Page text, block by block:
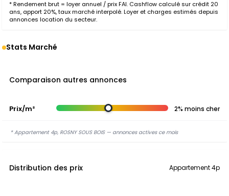
* Rendement brut = loyer annuel / prix FAI. Cashflow calculé sur crédit 20
ans, apport 20%, taux marché interpolé. Loyer et charges estimés depuis
annonces location du secteur.
Stats Marché
Comparaison autres annonces
Prix/m² 2% moins cher
* Appartement 4p, ROSNY SOUS BOIS — annonces actives ce mois
Distribution des prix Appartement 4p